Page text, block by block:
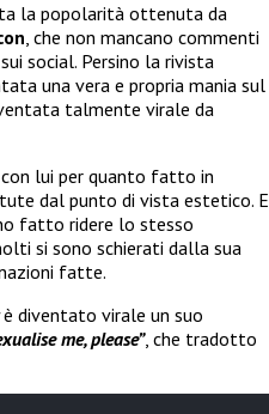
la popolarità ottenuta da
, che non mancano commenti
social. Persino la rivista
una vera e propria mania sul
talmente virale da
lui per quanto fatto in
dal punto di vista estetico. E
fatto ridere lo stesso
si sono schierati dalla sua
fatte.
è diventato virale un suo
me, please”, che tradotto